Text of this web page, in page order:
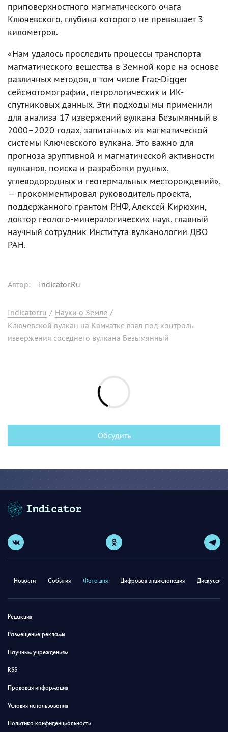
приповерхностного магматического очага
Ключевского, глубина которого не превышает 3
километров.
«Нам удалось проследить процессы транспорта
магматического вещества в Земной коре на основе
различных методов, в том числе Frac-Digger
сейсмотомографии, петрологических и ИК-
спутниковых данных. Эти подходы мы применили
для анализа 17 извержений вулкана Безымянный в
2000–2020 годах, запитанных из магматической
системы Ключевского вулкана. Это важно для
прогноза эруптивной и магматической активности
вулканов, поиска и разработки рудных,
углеводородных и геотермальных месторождений»,
— прокомментировал руководитель проекта,
поддержанного грантом РНФ, Алексей Кирюхин,
доктор геолого-минералогических наук, главный
научный сотрудник Института вулканологии ДВО
РАН.
Автор: Indicator.Ru
Indicator.ru / Науки о Земле /
Ключевской вулкан на Камчатке взял под контроль
извержения соседнего вулкана Безымянный
Обсудить
Новости События Фото дня Цифровая энциклопедия
Редакция
Размещение рекламы
Научным учреждениям
RSS
Правовая информация
Условия использования
Политика конфиденциальности